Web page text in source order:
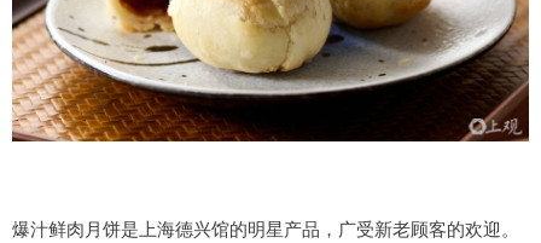
爆汁鲜肉月饼是上海德兴馆的明星产品，广受新老顾客的欢迎。